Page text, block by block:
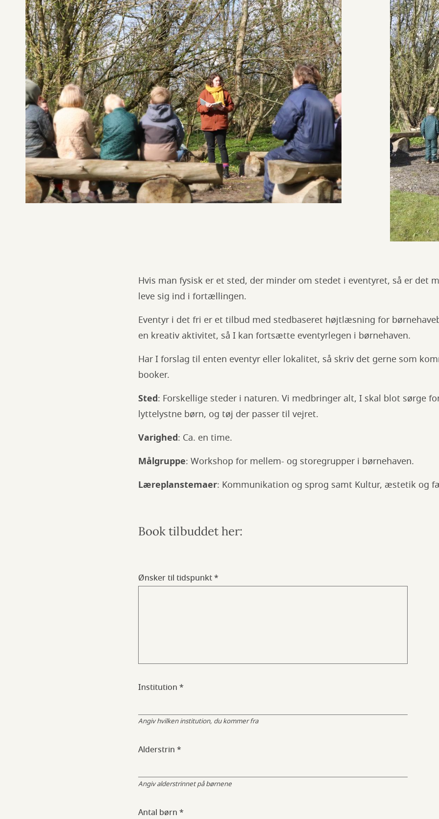
Hvis man fysisk er et sted, der minder om stedet i eventyret, så er det
leve sig ind i fortællingen.
Eventyr i det fri er et tilbud med stedbaseret højtlæsning for
en kreativ aktivitet, så I kan fortsætte eventyrlegen i børnehaven.
Har I forslag til enten eventyr eller lokalitet, så skriv det gerne som
booker.
Sted: Forskellige steder i naturen. Vi medbringer alt, I skal blot sørge
lyttelystne børn, og tøj der passer til vejret.
Varighed: Ca. en time.
Målgruppe: Workshop for mellem- og storegrupper i børnehaven.
Læreplanstemaer: Kommunikation og sprog samt Kultur, æstetik og
Book tilbuddet her:
Ønsker til tidspunkt
Institution
Angiv hvilken institution, du kommer fra
Alderstrin
Angiv alderstrinnet på børnene
Antal børn